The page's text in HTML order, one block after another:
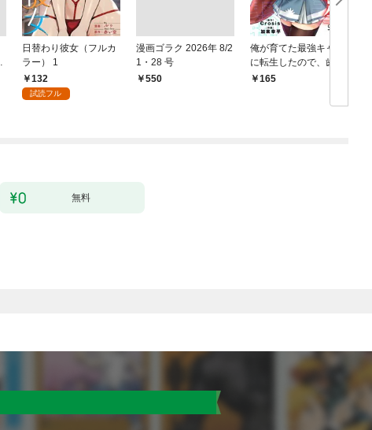
日替わり彼女（フルカ
ラー） 1
132
試読フル
漫画ゴラク 2026年 8/2
1・28 号
￥550
俺が育てた最強キャラ
に転生したので、歯向
かうヤツはすべてぶん
165
無料